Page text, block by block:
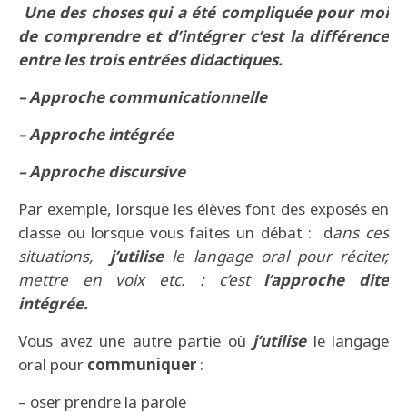
Une des choses qui a été compliquée pour moi
de comprendre et d’intégrer c’est la différence
entre les trois entrées didactiques.
– Approche communicationnelle
– Approche intégrée
– Approche discursive
Par exemple, lorsque les élèves font des exposés en
classe ou lorsque vous faites un débat : dans ces
situations, j’utilisele langage oral pour réciter,
mettre en voix etc. : c’est l’approche dite
intégrée.
Vous avez une autre partie où j’utilise le langage
oral pour communiquer :
– oser prendre la parole